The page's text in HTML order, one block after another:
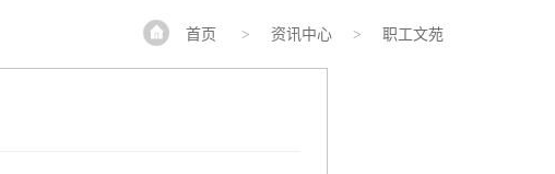
首页 > 资讯中心 > 职工文苑